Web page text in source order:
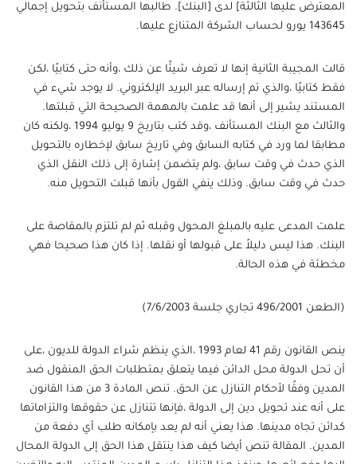
المعترض عليها الثالثة] لدى [البنك]. طالبها المستأنف بتحويل إجمالي
143645 يورو لحساب الشركة المتنازع عليها.
قالت المجيبة الثانية إنها لا تعرف شيئًا عن ذلك ،وأنه حتى كتابيًا ،لكن
فقط كتابيًا ،والذي تم إرساله عبر البريد الإلكتروني. لا يوجد شيء في
المستند يشير إلى أنها قد علمت بالمهمة الصحيحة التي قبلتها.
والثالث مع البنك المستأنف ،وقد كتب بتاريخ 9 يوليو 1994 ،ولكنه كان
مطابقا لما ورد في كتابه السابق وفي تاريخ سابق لإخطاره بالتحويل
الذي حدث في وقت سابق ،ولم يتضمن إشارة إلى ذلك النقل الذي
حدث في وقت سابق. وذلك ينفي القول بأنها قبلت التحويل منه.
علمت المدعى عليه بالمبلغ المحول وقبله ثم لم تلتزم بالمقاصة على
البنك. هذا ليس دليلاً على قبولها أو نقلها. إذا كان هذا صحيحا فهي
مخطئة في هذه الحالة.
(الطعن 496/2001 تجاري جلسة 7/6/2003)
ينص القانون رقم 41 لعام 1993 ،الذي ينظم شراء الدولة للديون ،على
أن تحل الدولة محل الدائن فيما يتعلق بمتطلبات الحق المنقول ضد
المدين وفقًا لأحكام التنازل عن الحق. تنص المادة 3 من هذا القانون
على أنه عند تحويل دين إلى الدولة ،فإنها تتنازل عن حقوقها والتزاماتها
كدائن تجاه مدينها. هذا يعني أنه لم يعد بإمكانه طلب أي دفعة من
المدين. المقالة تنص أيضا كيف هذا ينتقل هذا الحق إلى الدولة المحال